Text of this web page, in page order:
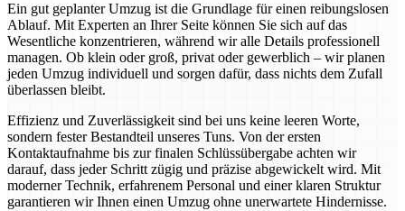
Ein gut geplanter Umzug ist die Grundlage für einen reibungslosen
Ablauf. Mit Experten an Ihrer Seite können Sie sich auf das
Wesentliche konzentrieren, während wir alle Details professionell
managen. Ob klein oder groß, privat oder gewerblich – wir planen
jeden Umzug individuell und sorgen dafür, dass nichts dem Zufall
überlassen bleibt.
Effizienz und Zuverlässigkeit sind bei uns keine leeren Worte,
sondern fester Bestandteil unseres Tuns. Von der ersten
Kontaktaufnahme bis zur finalen Schlüssübergabe achten wir
darauf, dass jeder Schritt zügig und präzise abgewickelt wird. Mit
moderner Technik, erfahrenem Personal und einer klaren Struktur
garantieren wir Ihnen einen Umzug ohne unerwartete Hindernisse.